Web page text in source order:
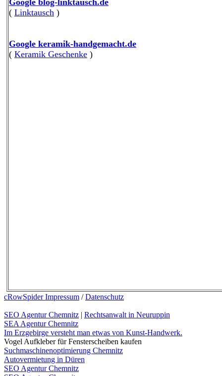
( Linktausch )
Google keramik-handgemacht.de
( Keramik Geschenke )
cRowSpider Impressum /Datenschutz
SEO Agentur Chemnitz | Rechtsanwalt in Neuruppin
SEA Agentur Chemnitz
Im Erzgebirge versteht man etwas von Kunst-Handwerk.
Vogel Aufkleber für Fensterscheiben kaufen
Suchmaschinenoptimierung Chemnitz
Autovermietung in Düren
SEO Agentur Chemnitz